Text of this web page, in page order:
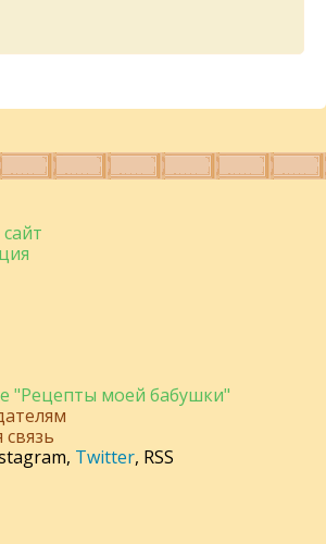
"Рецепты моей бабушки"
, Twitter, RSS